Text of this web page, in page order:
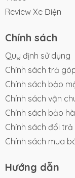
Review Xe Điện
Chính sách
Quy định sử dụng
Chính sách trả
Chính sách bảo
Chính sách vận
Chính sách bảo
Chính sách đổi trả
Chính sách mua
Hướng dẫn